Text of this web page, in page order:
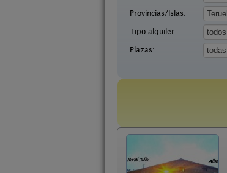
Provincias/Islas:
Tipo alquiler:
Plazas: